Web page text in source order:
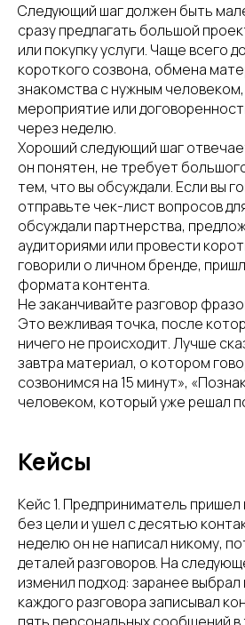
Следующий шаг должен быть
сразу предлагать большой
или покупку услуги. Чаще всего
короткого созвона, обмена
знакомства с нужным
мероприятие или
через неделю.
Хороший следующий шаг
он понятен, не требует
тем, что вы обсуждали. Если вы
отправьте чек-лист вопросов
обсуждали партнерства,
аудиториями или провести
говорили о личном бренде,
формата контента.
Не заканчивайте разговор
Это вежливая точка, после
ничего не происходит. Лучше
завтра материал, о котором
созвонимся на 15 минут»,
человеком, который уже решал
Кейсы
Кейс 1. Предприниматель
без цели и ушел с десятью
неделю он не написал никому,
деталей разговоров. На
изменил подход: заранее
каждого разговора записывал